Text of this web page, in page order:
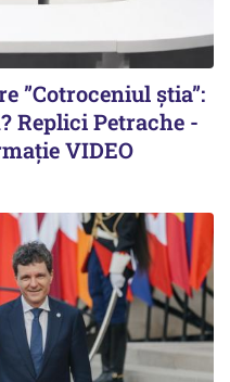
”Cotroceniul știa”:
Replici Petrache -
VIDEO